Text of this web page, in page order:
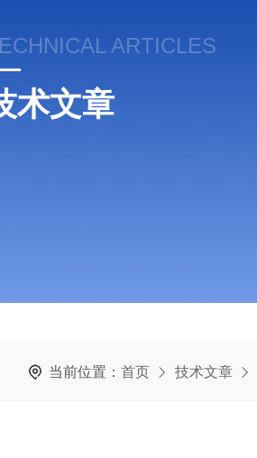
ARTICLES
术文章
当前位置： 首页 技术文章